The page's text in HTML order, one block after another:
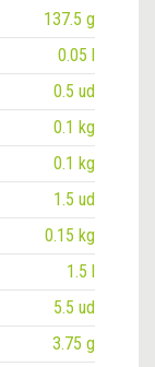
137.5 g
0.05 l
0.5 ud
0.1 kg
0.1 kg
1.5 ud
0.15 kg
1.5 l
5.5 ud
3.75 g